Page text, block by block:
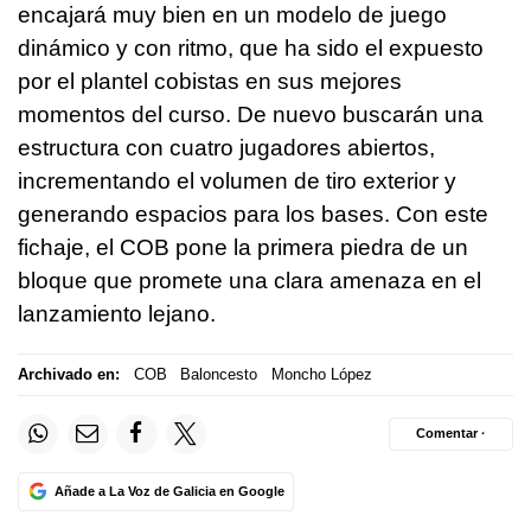
encajará muy bien en un modelo de juego
dinámico y con ritmo, que ha sido el expuesto
por el plantel cobistas en sus mejores
momentos del curso. De nuevo buscarán una
estructura con cuatro jugadores abiertos,
incrementando el volumen de tiro exterior y
generando espacios para los bases. Con este
fichaje, el COB pone la primera piedra de un
bloque que promete una clara amenaza en el
lanzamiento lejano.
Archivado en: COB Baloncesto Moncho López
Añade a La Voz de Galicia en Google
Comentar ·